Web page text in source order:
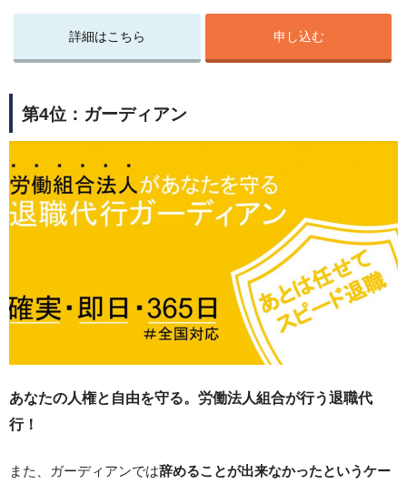
詳細はこちら 申し込む
第4位：ガーディアン
あなたの人権と自由を守る。労働法人組合が行う退職代
行！
また、ガーディアンでは辞めることが出来なかったというケー